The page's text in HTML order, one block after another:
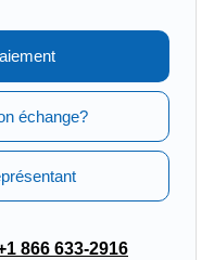
échange?
866 633-2916